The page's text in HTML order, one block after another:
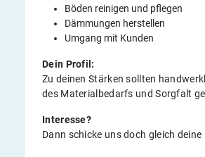
Böden reinigen und pflegen
Dämmungen herstellen
Umgang mit Kunden
Dein Profil:
Zu deinen Stärken sollten
des Materialbedarfs und Sorgfalt
Interesse?
Dann schicke uns doch gleich